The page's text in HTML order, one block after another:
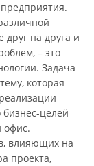
на друга и
– это
Задача
которая
целей
офис.
влияющих на
проекта,